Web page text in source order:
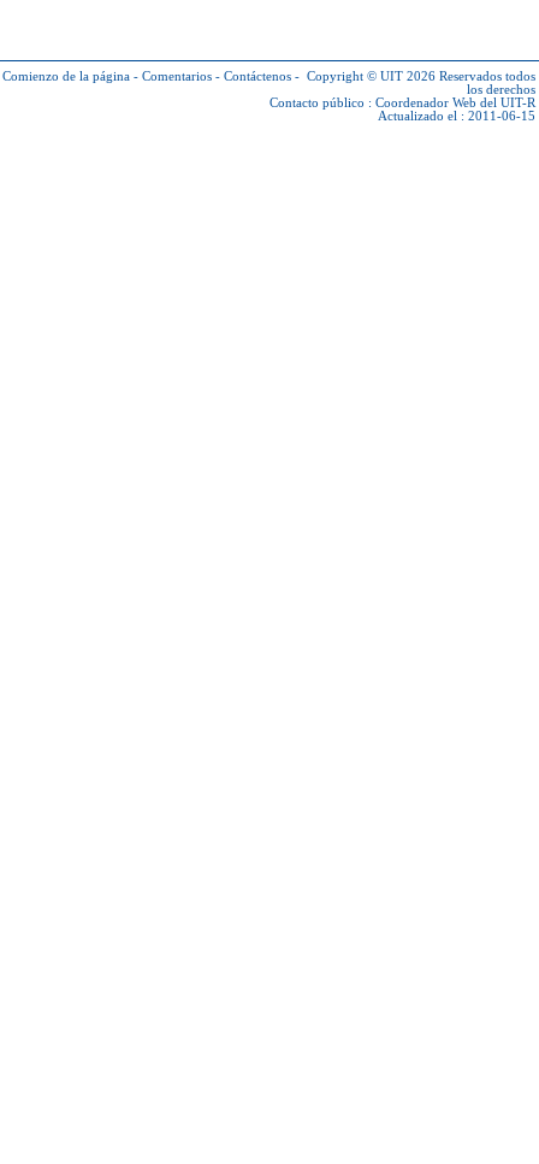
Comienzo de la página - Comentarios - Contáctenos - Copyright © UIT 2026 Reservados todos
los derechos
Contacto público : Coordenador Web del UIT-R
Actualizado el : 2011-06-15